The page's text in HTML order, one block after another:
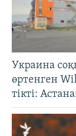
Украина
өртенген
тікті: